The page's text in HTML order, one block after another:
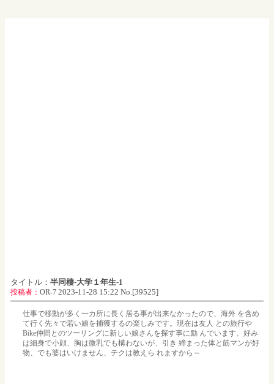
タイトル： 半同棲-大学１年生-1
投稿者： OR-7 2023-11-28 15:22 No.[39525]
仕事で移動が多く一カ所に長く居る事が出来なかったので、海外 を含め
て行く先々で若い娘を捕獲するの楽しみです。現在は友人 との旅行や
Bike仲間とのツーリングに新しい娘さんを探す事に励 んでいます。好み
は細身で小顔、胸は微乳でも構わないが、引き 締まった体と筋マンが好
物、でも婆はいけません、テクは教えら れますから～